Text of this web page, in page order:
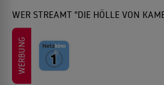
WER STREAMT "DIE HÖLLE VON
WERBUNG